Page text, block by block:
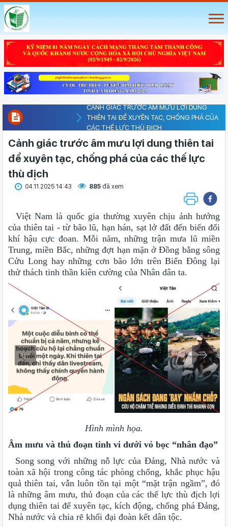
CẢNH GIÁC TRƯỚC ÂM MƯU LỢI DUNG
THIÊN TAI ĐỂ XUYÊN TẠC, CHỐNG PHÁ CỦA
CÁC THẾ LỰC THÙ ĐỊCH
Cảnh giác trước âm mưu lợi dung thiên tai
để xuyên tạc, chống phá của các thế lực
thù địch
04.11.2025 14:43 885 đã xem
Việt Nam là quốc gia thường xuyên chịu ảnh hưởng
của thiên tai - từ bão lũ, hạn hán, sạt lở đất đến biến đổi
khí hậu cực đoan. Mỗi năm, những trận mưa lũ miền
Trung, miền Bắc, những đợt hạn mặn ở Đồng bằng sông
Cửu Long hay những cơn bão lớn trên Biển Đông lại
thử thách tinh thần kiên cường của Nhân dân ta.
Hình mình họa.
Âm mưu và thủ đoạn tinh vi dưới vỏ bọc “nhân đạo”
Song song với những nỗ lực của Đảng, Nhà nước và
toàn xã hội trong công tác phòng chống, khắc phục hậu
quả thiên tai, vẫn luôn tồn tại một “mặt trận ngầm”, đó
là những âm mưu, thủ đoạn của các thế lực thù địch lợi
dụng thiên tai để xuyên tạc, kích động, chống phá Đảng,
Nhà nước và chia rẽ khối đại đoàn kết dân tộc.